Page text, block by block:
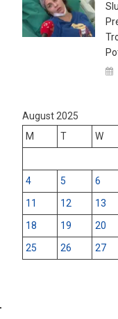
August 2025
M
T W
4
5 6
11
12 13
18
19 20
25
26 27